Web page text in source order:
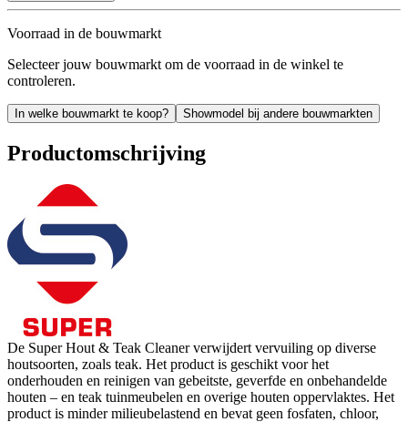
Voorraad in de bouwmarkt
Selecteer jouw bouwmarkt om de voorraad in de winkel te
controleren.
In welke bouwmarkt te koop? Showmodel bij andere bouwmarkten
Productomschrijving
De Super Hout & Teak Cleaner verwijdert vervuiling op diverse
houtsoorten, zoals teak. Het product is geschikt voor het
onderhouden en reinigen van gebeitste, geverfde en onbehandelde
houten – en teak tuinmeubelen en overige houten oppervlaktes. Het
product is minder milieubelastend en bevat geen fosfaten, chloor,